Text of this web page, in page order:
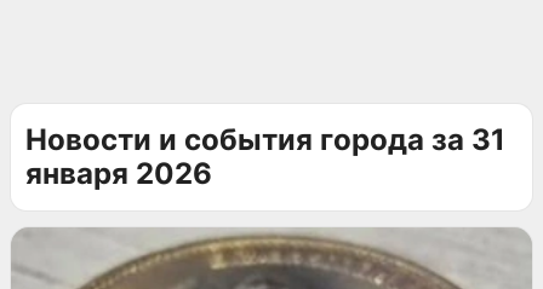
Новости и события города за 31
января 2026